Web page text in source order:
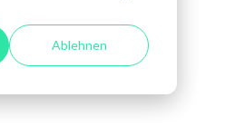
Ablehnen
Studies.